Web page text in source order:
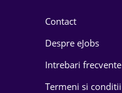
Contact
Despre eJobs
Intrebari frecvente
Termeni si conditii